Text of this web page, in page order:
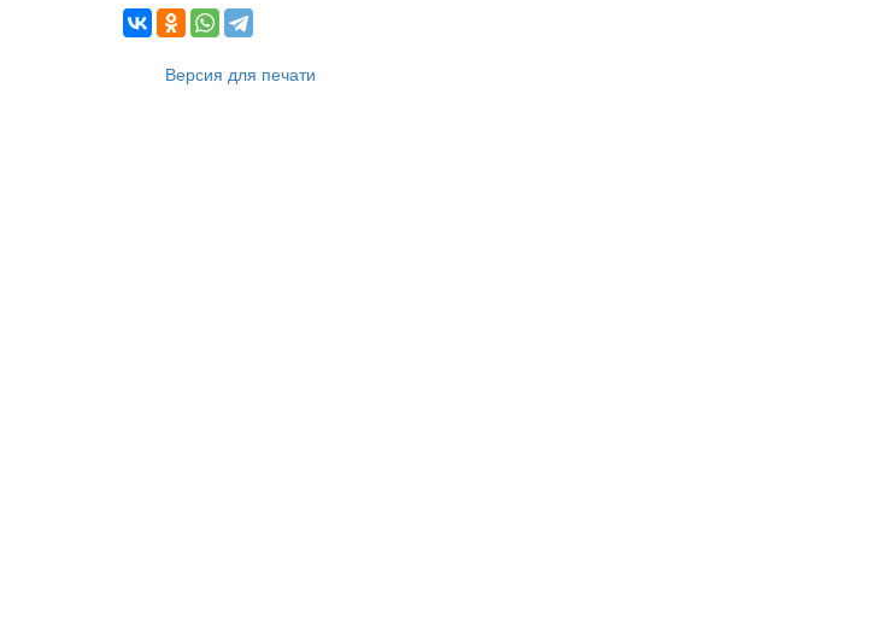
Версия для печати